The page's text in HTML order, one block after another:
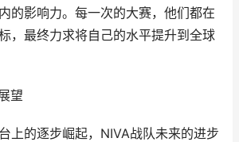
的影响力。每一次的大赛，他们都在
，最终力求将自己的水平提升到全球
望
上的逐步崛起，NIVA战队未来的进步